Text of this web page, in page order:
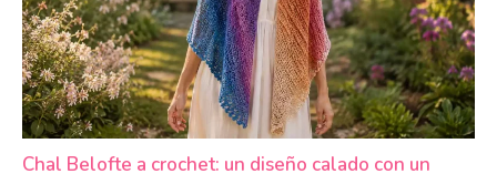
Chal Belofte a crochet: un diseño calado con un